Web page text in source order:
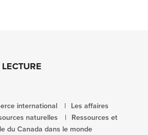
international
Les affaires
naturelles
Ressources et
du Canada dans le monde